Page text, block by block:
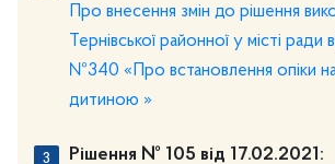
Про внесення змін до рішення
Тернівської районної у місті ради
№340 «Про встановлення опіки
дитиною »
Рішення № 105 від 17.02.2021: